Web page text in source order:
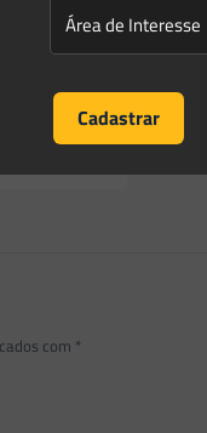
e o STJ
Isabella
com *